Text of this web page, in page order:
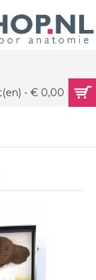
0 product(en) - € 0,00